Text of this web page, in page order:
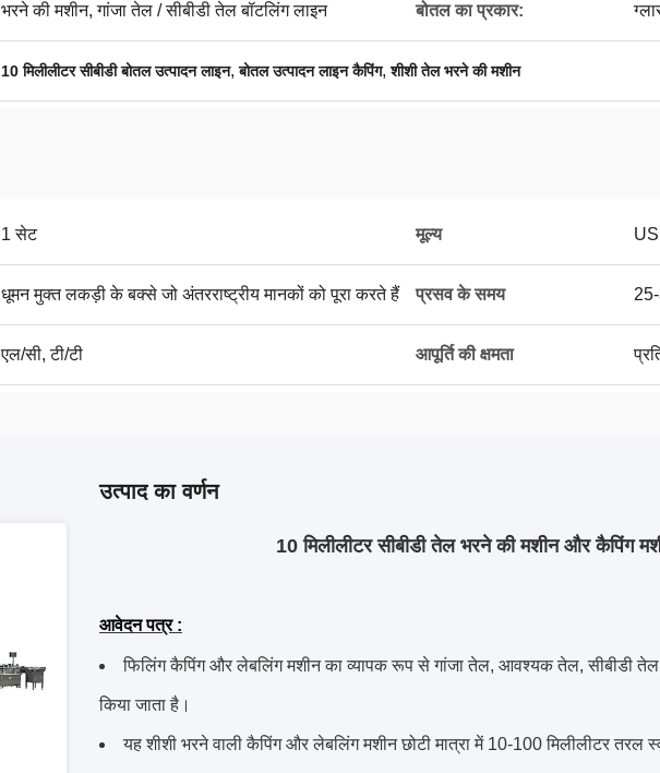
भरने की मशीन, गांजा तेल / सीबीडी तेल बॉटलिंग लाइन बोतल का प्रकार:
10 मिलीलीटर सीबीडी बोतल उत्पादन लाइन,बोतल उत्पादन लाइन कैपिंग,शीशी तेल भरने की मशीन
1 सेट मूल्य
धूमन मुक्त लकड़ी के बक्से जो अंतरराष्ट्रीय मानकों को पूरा करते हैं प्रसव के समय
एल/सी, टी/टी आपूर्ति की क्षमता
उत्पाद का वर्णन
10 मिलीलीटर सीबीडी तेल भरने की मशीन और कैपिंग
आवेदन पत्र :
फिलिंग कैपिंग और लेबलिंग मशीन का व्यापक रूप से गांजा तेल, आवश्यक तेल, सीबीडी तेल,
किया जाता है।
यह शीशी भरने वाली कैपिंग और लेबलिंग मशीन छोटी मात्रा में 10-100 मिलीलीटर